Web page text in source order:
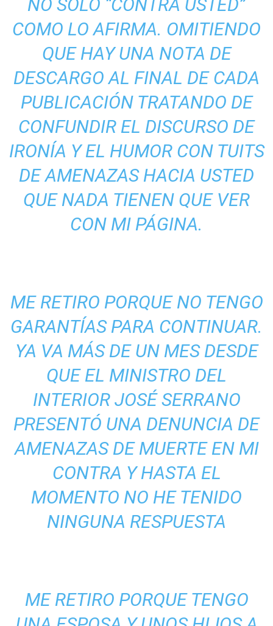
NO SÓLO “CONTRA USTED”
COMO LO AFIRMA. OMITIENDO
QUE HAY UNA NOTA DE
DESCARGO AL FINAL DE CADA
PUBLICACIÓN TRATANDO DE
CONFUNDIR EL DISCURSO DE
IRONÍA Y EL HUMOR CON TUITS
DE AMENAZAS HACIA USTED
QUE NADA TIENEN QUE VER
CON MI PÁGINA.
ME RETIRO PORQUE NO TENGO
GARANTÍAS PARA CONTINUAR.
YA VA MÁS DE UN MES DESDE
QUE EL MINISTRO DEL
INTERIOR JOSÉ SERRANO
PRESENTÓ UNA DENUNCIA DE
AMENAZAS DE MUERTE EN MI
CONTRA Y HASTA EL
MOMENTO NO HE TENIDO
NINGUNA RESPUESTA
ME RETIRO PORQUE TENGO